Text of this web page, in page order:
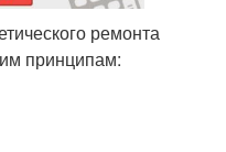
ремонта
принципам: